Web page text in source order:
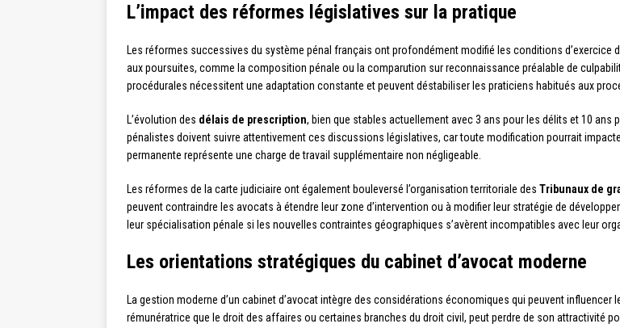
L’impact des réformes législatives sur la pratique
Les réformes successives du système pénal français ont profondément modifié les conditions d’exercice
aux poursuites, comme la composition pénale ou la comparution sur reconnaissance préalable de
procédurales nécessitent une adaptation constante et peuvent déstabiliser les praticiens habitués aux
L’évolution des délais de prescription, bien que stables actuellement avec 3 ans pour les délits et 10 ans
pénalistes doivent suivre attentivement ces discussions législatives, car toute modification pourrait
permanente représente une charge de travail supplémentaire non négligeable.
Les réformes de la carte judiciaire ont également bouleversé l’organisation territoriale des Tribunaux de
peuvent contraindre les avocats à étendre leur zone d’intervention ou à modifier leur stratégie de
leur spécialisation pénale si les nouvelles contraintes géographiques s’avèrent incompatibles avec leur
Les orientations stratégiques du cabinet d’avocat moderne
La gestion moderne d’un cabinet d’avocat intègre des considérations économiques qui peuvent
rémunératrice que le droit des affaires ou certaines branches du droit civil, peut perdre de son attractivité